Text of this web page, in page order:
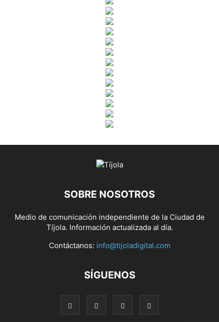
SOBRE NOSOTROS
Medio de comunicación independiente de la Ciudad de
Tíjola. Información actualizada al día.
Contáctanos: info@tijoladigital.com
SÍGUENOS